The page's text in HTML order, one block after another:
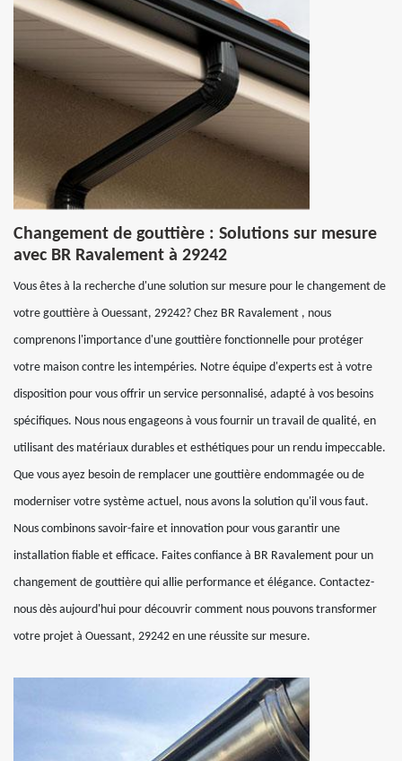
Changement de gouttière : Solutions sur mesure
avec BR Ravalement à 29242
Vous êtes à la recherche d'une solution sur mesure pour le changement de
votre gouttière à Ouessant, 29242? Chez BR Ravalement , nous
comprenons l'importance d'une gouttière fonctionnelle pour protéger
votre maison contre les intempéries. Notre équipe d'experts est à votre
disposition pour vous offrir un service personnalisé, adapté à vos besoins
spécifiques. Nous nous engageons à vous fournir un travail de qualité, en
utilisant des matériaux durables et esthétiques pour un rendu impeccable.
Que vous ayez besoin de remplacer une gouttière endommagée ou de
moderniser votre système actuel, nous avons la solution qu'il vous faut.
Nous combinons savoir-faire et innovation pour vous garantir une
installation fiable et efficace. Faites confiance à BR Ravalement pour un
changement de gouttière qui allie performance et élégance. Contactez-
nous dès aujourd'hui pour découvrir comment nous pouvons transformer
votre projet à Ouessant, 29242 en une réussite sur mesure.